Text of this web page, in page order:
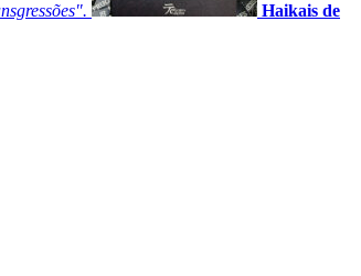
Haikais de